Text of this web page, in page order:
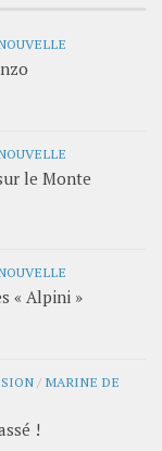
le Monte
« Alpini »
/ MARINE DE
!